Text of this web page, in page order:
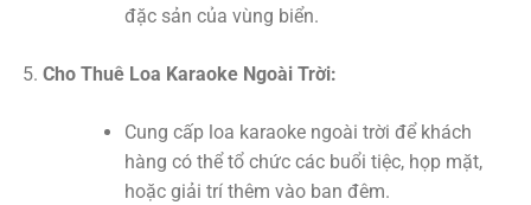
đặc sản của vùng biển.
Cho Thuê Loa Karaoke Ngoài Trời:
Cung cấp loa karaoke ngoài trời để khách
hàng có thể tổ chức các buổi tiệc, họp mặt,
hoặc giải trí thêm vào ban đêm.